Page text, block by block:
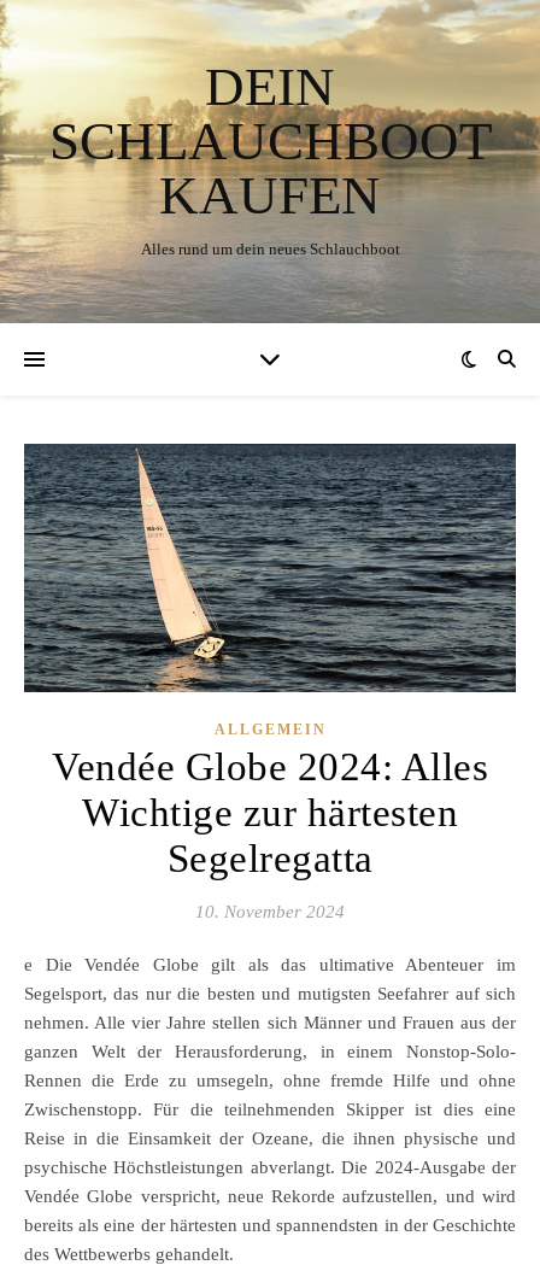
DEIN
SCHLAUCHBOOT
KAUFEN
Alles rund um dein neues Schlauchboot
ALLGEMEIN
Vendée Globe 2024: Alles
Wichtige zur härtesten
Segelregatta
10. November 2024
e Die Vendée Globe gilt als das ultimative Abenteuer im
Segelsport, das nur die besten und mutigsten Seefahrer auf sich
nehmen. Alle vier Jahre stellen sich Männer und Frauen aus der
ganzen Welt der Herausforderung, in einem Nonstop-Solo-
Rennen die Erde zu umsegeln, ohne fremde Hilfe und ohne
Zwischenstopp. Für die teilnehmenden Skipper ist dies eine
Reise in die Einsamkeit der Ozeane, die ihnen physische und
psychische Höchstleistungen abverlangt. Die 2024-Ausgabe der
Vendée Globe verspricht, neue Rekorde aufzustellen, und wird
bereits als eine der härtesten und spannendsten in der Geschichte
des Wettbewerbs gehandelt.